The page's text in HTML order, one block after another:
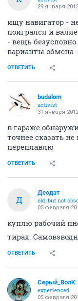
29 января 2012
ищу навигатор -
поигрался и
- вещь
варианты обмена
ОТВЕТИТЬ
budalom
activist
31 января 2012
в гараже
точнее сказать
переплавлю
ОТВЕТИТЬ
Д
Деодат
old, but not
05 февраля
куплю рабочий
тирах.
ОТВЕТИТЬ
Серый_ВолК
experienced
05 февраля